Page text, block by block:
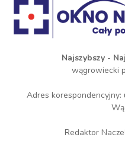
Najszybszy -
wągrowiecki
Adres
Redaktor